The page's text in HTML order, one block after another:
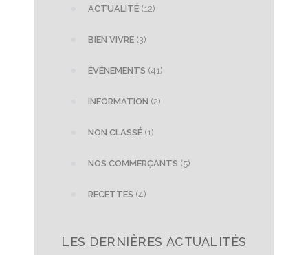
ACTUALITÉ (12)
BIEN VIVRE (3)
ÉVÉNEMENTS (41)
INFORMATION (2)
NON CLASSÉ (1)
NOS COMMERÇANTS (5)
RECETTES (4)
LES DERNIÈRES ACTUALITÉS